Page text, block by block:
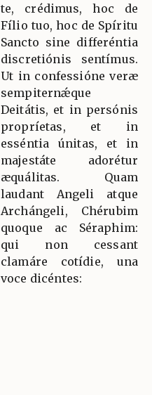
te, crédimus, hoc de
Fílio tuo, hoc de Spíritu
Sancto sine differéntia
discretiónis sentímus.
Ut in confessióne veræ
sempiternǽque
Deitátis, et in persónis
propríetas, et in
esséntia únitas, et in
majestáte adorétur
æquálitas. Quam
laudant Angeli atque
Archángeli, Chérubim
quoque ac Séraphim:
qui non cessant
clamáre cotídie, una
voce dicéntes: